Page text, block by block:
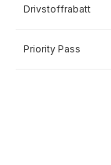
Drivstoffrabatt
Priority Pass